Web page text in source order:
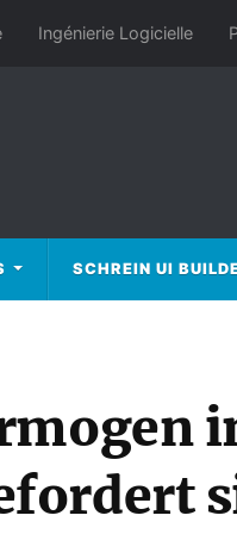
Ingénierie Logicielle
SCHREIN UI